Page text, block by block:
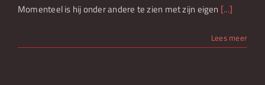
Momenteel is hij onder andere te zien met zijn eigen [...]
Lees meer